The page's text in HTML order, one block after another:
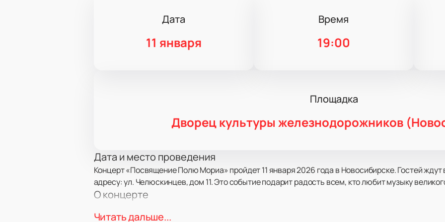
Дата
11 января
Время
19:00
Площадка
Дворец культуры железнодорожников
Дата и место проведения
Концерт «Посвящение Полю Мориа» пройдет 11 января 2026 года в Новосибирске. Гостей
адресу: ул. Челюскинцев, дом 11. Это событие подарит радость всем, кто любит музыку
О концерте
аранжировщика. Поль Мориа вдохновил мир своими мелодиями и создал более тысячи
Читать дальше...